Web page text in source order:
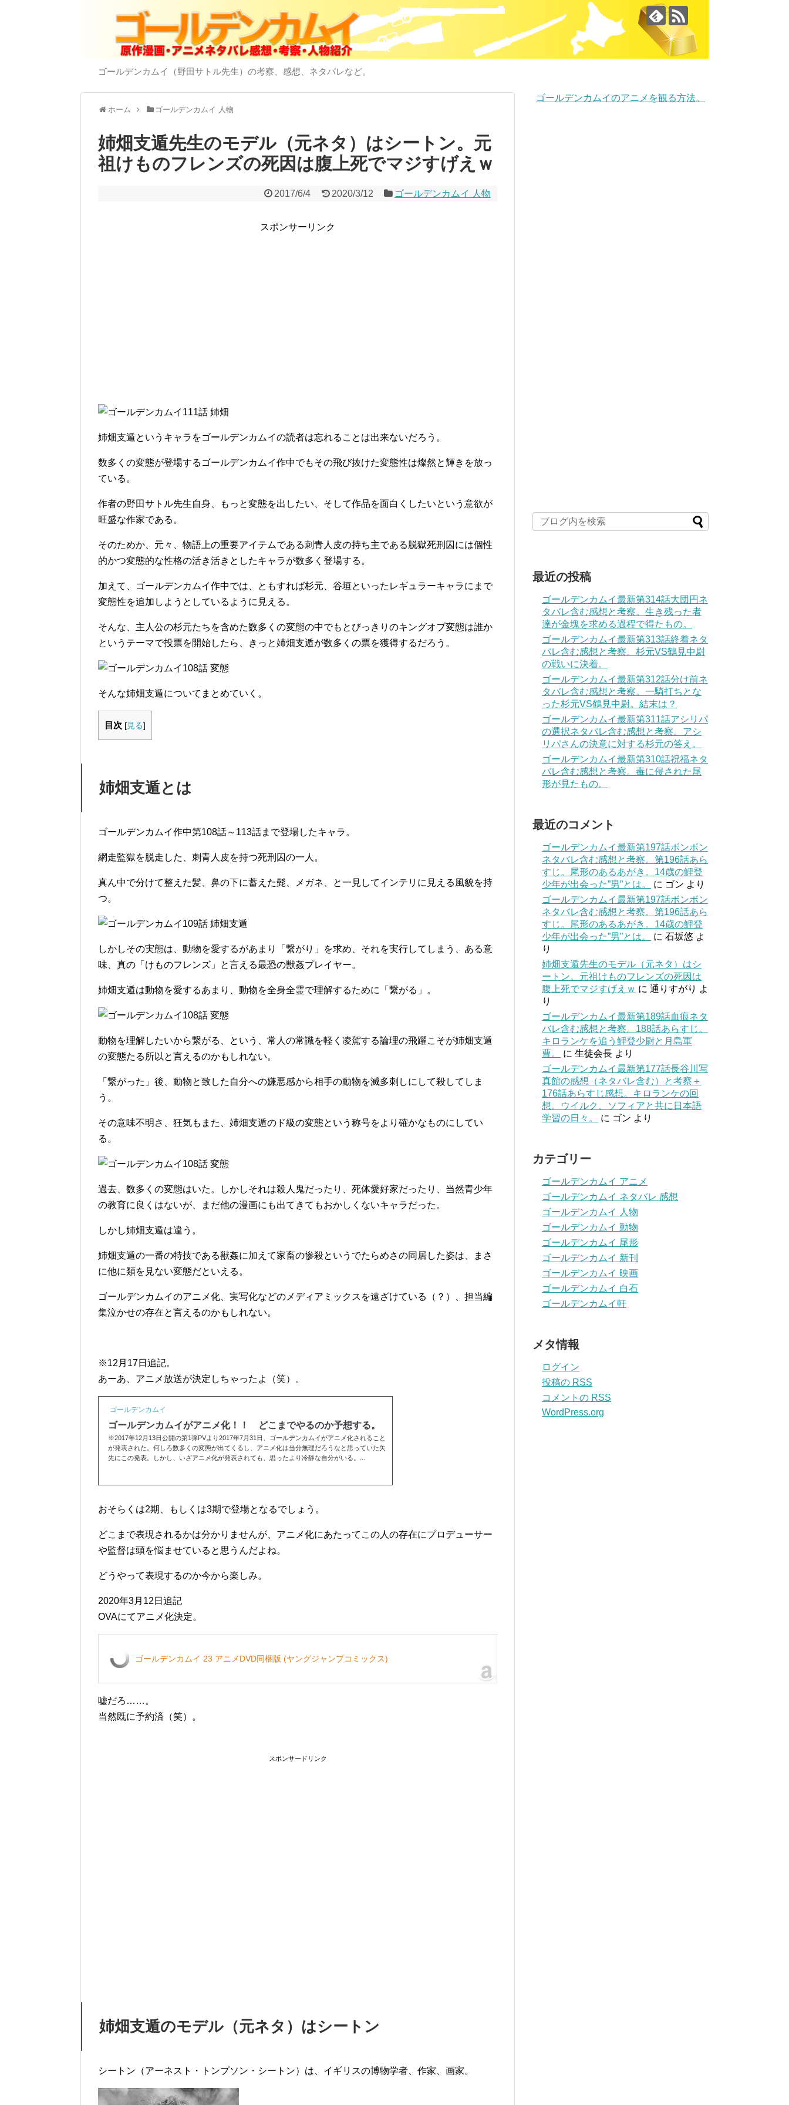
ゴールデンカムイ（野田サトル先生）の考察、感想、ネタバレなど。
ホーム ゴールデンカムイ 人物
姉畑支遁先生のモデル（元ネタ）はシートン。元
祖けものフレンズの死因は腹上死でマジすげえｗ
2017/6/4 2020/3/12 ゴールデンカムイ 人物
スポンサーリンク
姉畑支遁というキャラをゴールデンカムイの読者は忘れることは出来ないだろう。
数多くの変態が登場するゴールデンカムイ作中でもその飛び抜けた変態性は燦然と輝きを放っ
ている。
作者の野田サトル先生自身、もっと変態を出したい、そして作品を面白くしたいという意欲が
旺盛な作家である。
そのためか、元々、物語上の重要アイテムである刺青人皮の持ち主である脱獄死刑囚には個性
的かつ変態的な性格の活き活きとしたキャラが数多く登場する。
加えて、ゴールデンカムイ作中では、ともすれば杉元、谷垣といったレギュラーキャラにまで
変態性を追加しようとしているように見える。
そんな、主人公の杉元たちを含めた数多くの変態の中でもとびっきりのキングオブ変態は誰か
というテーマで投票を開始したら、きっと姉畑支遁が数多くの票を獲得するだろう。
そんな姉畑支遁についてまとめていく。
目次 [ 見る]
姉畑支遁とは
ゴールデンカムイ作中第108話～113話まで登場したキャラ。
網走監獄を脱走した、刺青人皮を持つ死刑囚の一人。
真ん中で分けて整えた髪、鼻の下に蓄えた髭、メガネ、と一見してインテリに見える風貌を持
つ。
しかしその実態は、動物を愛するがあまり「繋がり」を求め、それを実行してしまう、ある意
味、真の「けものフレンズ」と言える最恐の獣姦プレイヤー。
姉畑支遁は動物を愛するあまり、動物を全身全霊で理解するために「繋がる」。
動物を理解したいから繋がる、という、常人の常識を軽く凌駕する論理の飛躍こそが姉畑支遁
の変態たる所以と言えるのかもしれない。
「繋がった」後、動物と致した自分への嫌悪感から相手の動物を滅多刺しにして殺してしま
う。
その意味不明さ、狂気もまた、姉畑支遁のド級の変態という称号をより確かなものにしてい
る。
過去、数多くの変態はいた。しかしそれは殺人鬼だったり、死体愛好家だったり、当然青少年
の教育に良くはないが、まだ他の漫画にも出てきてもおかしくないキャラだった。
しかし姉畑支遁は違う。
姉畑支遁の一番の特技である獣姦に加えて家畜の惨殺というでたらめさの同居した姿は、まさ
に他に類を見ない変態だといえる。
ゴールデンカムイのアニメ化、実写化などのメディアミックスを遠ざけている（？）、担当編
集泣かせの存在と言えるのかもしれない。
※12月17日追記。
あーあ、アニメ放送が決定しちゃったよ（笑）。
ゴールデンカムイ
ゴールデンカムイがアニメ化！！ どこまでやるのか予想する。
※2017年12月13日公開の第1弾PVより2017年7月31日、ゴールデンカムイがアニメ化されること
が発表された。何しろ数多くの変態が出てくるし、アニメ化は当分無理だろうなと思っていた矢
先にこの発表。しかし、いざアニメ化が発表されても、思ったより冷静な自分がいる。...
おそらくは2期、もしくは3期で登場となるでしょう。
どこまで表現されるかは分かりませんが、アニメ化にあたってこの人の存在にプロデューサー
や監督は頭を悩ませていると思うんだよね。
どうやって表現するのか今から楽しみ。
2020年3月12日追記
OVAにてアニメ化決定。
ゴールデンカムイ 23 アニメDVD同梱版 (ヤングジャンプコミックス)
嘘だろ……。
当然既に予約済（笑）。
スポンサードリンク
姉畑支遁のモデル（元ネタ）はシートン
シートン（アーネスト・トンプソン・シートン）は、イギリスの博物学者、作家、画家。
ゴールデンカムイのアニメを観る方法。
最近の投稿
ゴールデンカムイ最新第314話大団円ネ
タバレ含む感想と考察。生き残った者
達が金塊を求める過程で得たもの。
ゴールデンカムイ最新第313話終着ネタ
バレ含む感想と考察。杉元VS鶴見中尉
の戦いに決着。
ゴールデンカムイ最新第312話分け前ネ
タバレ含む感想と考察。一騎打ちとな
った杉元VS鶴見中尉。結末は？
ゴールデンカムイ最新第311話アシリパ
の選択ネタバレ含む感想と考察。アシ
リパさんの決意に対する杉元の答え。
ゴールデンカムイ最新第310話祝福ネタ
バレ含む感想と考察。毒に侵された尾
形が見たもの。
最近のコメント
ゴールデンカムイ最新第197話ボンボン
ネタバレ含む感想と考察。第196話あら
すじ。尾形のあるあがき。14歳の鯉登
少年が出会った”男”とは。
に ゴン より
ゴールデンカムイ最新第197話ボンボン
ネタバレ含む感想と考察。第196話あら
すじ。尾形のあるあがき。14歳の鯉登
少年が出会った”男”とは。
に 石坂悠 よ
り
姉畑支遁先生のモデル（元ネタ）はシ
ートン。元祖けものフレンズの死因は
腹上死でマジすげえｗ に 通りすがり よ
り
ゴールデンカムイ最新第189話血痕ネタ
バレ含む感想と考察。188話あらすじ。
キロランケを追う鯉登少尉と月島軍
曹。
に 生徒会長 より
ゴールデンカムイ最新第177話長谷川写
真館の感想（ネタバレ含む）と考察＋
176話あらすじ感想。キロランケの回
想。ウイルク、ソフィアと共に日本語
学習の日々。
に ゴン より
カテゴリー
ゴールデンカムイ アニメ
ゴールデンカムイ ネタバレ 感想
ゴールデンカムイ 人物
ゴールデンカムイ 動物
ゴールデンカムイ 尾形
ゴールデンカムイ 新刊
ゴールデンカムイ 映画
ゴールデンカムイ 白石
ゴールデンカムイ軒
メタ情報
ログイン
投稿の RSS
コメントの RSS
WordPress.org